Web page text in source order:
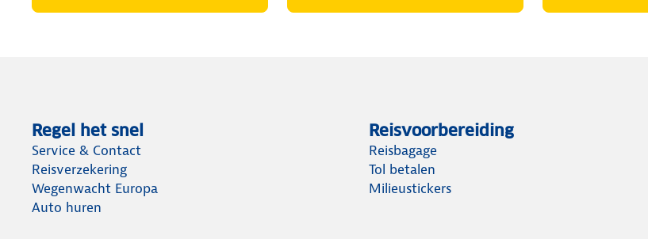
Regel het snel
Service & Contact
Reisverzekering
Wegenwacht Europa
Auto huren
Reisvoorbereiding
Reisbagage
Tol betalen
Milieustickers